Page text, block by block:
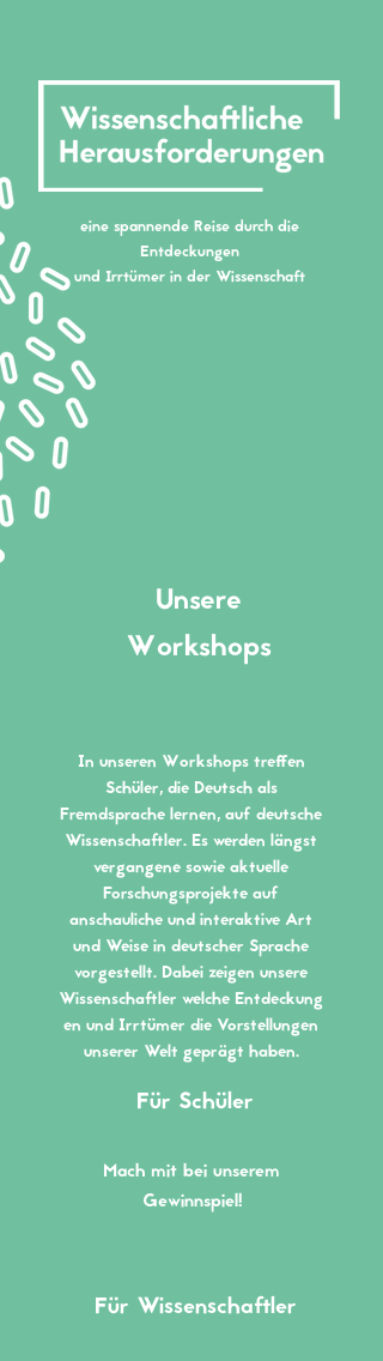
Unsere
Workshops
eine spannende Reise durch die
Entdeckungen
und Irrtümer in der Wissenschaft
In unseren Workshops treffen
Schüler, die Deutsch als
Fremdsprache lernen, auf deutsche
Wissenschaftler. Es werden längst
vergangene sowie aktuelle
Forschungsprojekte auf
anschauliche und interaktive Art
und Weise in deutscher Sprache
vorgestellt. Dabei zeigen unsere
Wissenschaftler welche Entdeckung
en und Irrtümer die Vorstellungen
unserer Welt geprägt haben.
Für Schüler
Mach mit bei unserem
Gewinnspiel!
Für Wissenschaftler